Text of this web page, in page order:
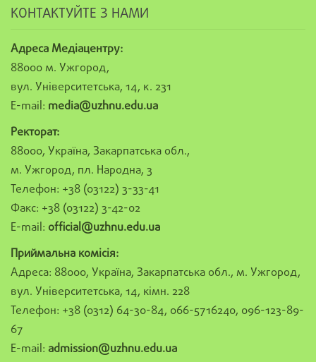
КОНТАКТУЙТЕ З НАМИ
Адреса Медіацентру:
88000 м. Ужгород,
вул. Університетська, 14, к. 231
E-mail: media@uzhnu.edu.ua
Ректорат:
88000, Україна, Закарпатська обл.,
м. Ужгород, пл. Народна, 3
Телефон: +38 (03122) 3-33-41
Факс: +38 (03122) 3-42-02
E-mail: official@uzhnu.edu.ua
Приймальна комісія:
Адреса: 88000, Україна, Закарпатська обл., м. Ужгород,
вул. Університетська, 14, кімн. 228
Телефон: +38 (0312) 64-30-84, 066-5716240, 096-123-89-
67
E-mail: admission@uzhnu.edu.ua